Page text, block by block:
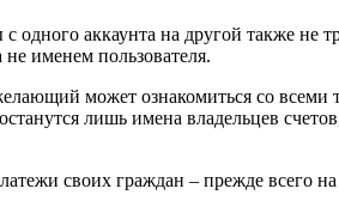
аккаунта на другой также не
именем пользователя.
может ознакомиться со всеми
лишь имена владельцев
своих граждан – прежде всего